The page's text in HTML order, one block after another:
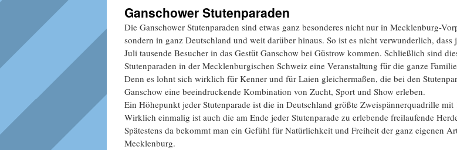
Ganschower Stutenparaden
Die Ganschower Stutenparaden sind etwas ganz besonderes nicht nur in Mecklenburg-
sondern in ganz Deutschland und weit darüber hinaus. So ist es nicht verwunderlich, dass
Juli tausende Besucher in das Gestüt Ganschow bei Güstrow kommen. Schließlich sind
Stutenparaden in der Mecklenburgischen Schweiz eine Veranstaltung für die ganze
Denn es lohnt sich wirklich für Kenner und für Laien gleichermaßen, die bei den
Ganschow eine beeindruckende Kombination von Zucht, Sport und Show erleben.
Ein Höhepunkt jeder Stutenparade ist die in Deutschland größte Zweispännerquadrille mit
Wirklich einmalig ist auch die am Ende jeder Stutenparade zu erlebende freilaufende
Spätestens da bekommt man ein Gefühl für Natürlichkeit und Freiheit der ganz eigenen
Mecklenburg.